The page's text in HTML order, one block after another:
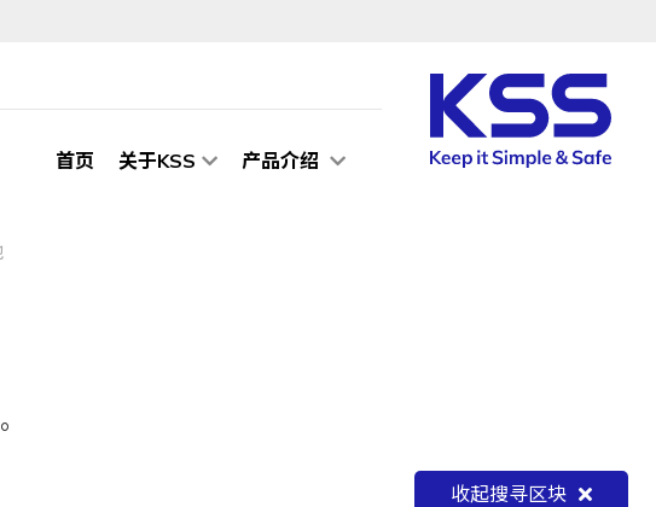
首页 关于KSS 产品介绍
收起搜寻区块